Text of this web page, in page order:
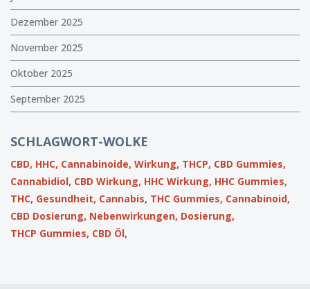
Dezember 2025
November 2025
Oktober 2025
September 2025
SCHLAGWORT-WOLKE
CBD, HHC, Cannabinoide, Wirkung, THCP, CBD Gummies,
Cannabidiol, CBD Wirkung, HHC Wirkung, HHC Gummies,
THC, Gesundheit, Cannabis, THC Gummies, Cannabinoid,
CBD Dosierung, Nebenwirkungen, Dosierung,
THCP Gummies, CBD Öl,